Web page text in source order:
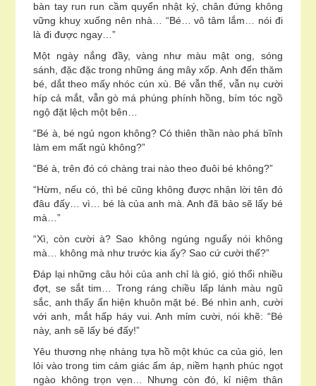
bàn tay run run cầm quyển nhật ký, chân đứng không
vững khuỵ xuống nên nhà… “Bé… vô tâm lắm… nói đi
là đi được ngay…”
Một ngày nắng đầy, vàng như màu mật ong, sóng
sánh, đặc đặc trong những áng mây xốp. Anh đến thăm
bé, dắt theo mấy nhóc cún xù. Bé vẫn thế, vẫn nụ cười
híp cả mắt, vẫn gò má phúng phính hồng, bím tóc ngồ
ngộ đặt lệch một bên…
“Bé à, bé ngủ ngon không? Có thiên thần nào phá bĩnh
làm em mất ngủ không?”
“Bé à, trên đó có chàng trai nào theo đuôi bé không?”
“Hừm, nếu có, thì bé cũng không được nhận lời tên đó
đâu đấy… vì… bé là của anh mà. Anh đã bảo sẽ lấy bé
mà…”
“Xì, còn cười à? Sao không ngúng nguẩy nói không
mà… không mà như trước kia ấy? Sao cứ cười thế?”
Đáp lại những câu hỏi của anh chỉ là gió, gió thổi nhiều
đợt, se sắt tim… Trong ráng chiều lấp lánh màu ngũ
sắc, anh thấy ẩn hiện khuôn mặt bé. Bé nhìn anh, cười
với anh, mắt hấp háy vui. Anh mỉm cười, nói khẽ: “Bé
này, anh sẽ lấy bé đấy!”
Yêu thương nhẹ nhàng tựa hồ một khúc ca của gió, len
lỏi vào trong tim cảm giác ấm áp, niềm hạnh phúc ngọt
ngào không trọn vẹn… Nhưng còn đó, kỉ niệm thân